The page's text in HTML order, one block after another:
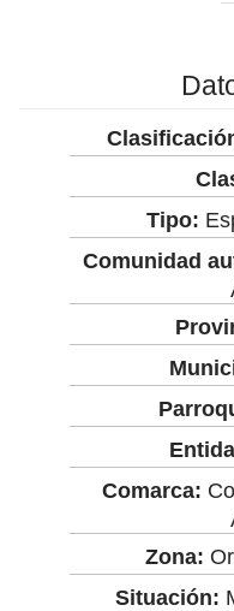
Tipo:
Comunidad
Comarca:
Zona:
Situación: